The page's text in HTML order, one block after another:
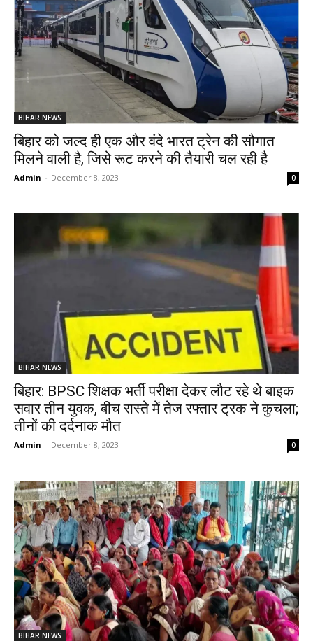
BIHAR NEWS
बिहार को जल्द ही एक और वंदे भारत ट्रेन की सौगात
मिलने वाली है, जिसे रूट करने की तैयारी चल रही है
Admin - December 8, 2023 0
BIHAR NEWS
बिहार: BPSC शिक्षक भर्ती परीक्षा देकर लौट रहे थे बाइक
सवार तीन युवक, बीच रास्ते में तेज रफ्तार ट्रक ने कुचला;
तीनों की दर्दनाक मौत
Admin - December 8, 2023 0
BIHAR NEWS